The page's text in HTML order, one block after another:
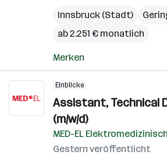
Innsbruck (Stadt)
ab 2.251 € monatlich
Merken
Einblicke
Assistant, Technical
(m/w/d)
MED-EL
Gestern veröffentlicht